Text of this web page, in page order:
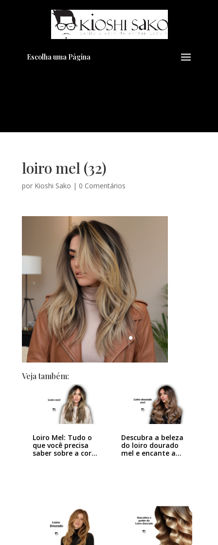
Escolha uma Página
loiro mel (32)
por Kioshi Sako | 0 Comentários
Veja também:
Loiro Mel: Tudo o
que você precisa
saber sobre a cor…
Descubra a beleza
do loiro dourado
mel e encante a…
Pensando em transformar seu
Visual??